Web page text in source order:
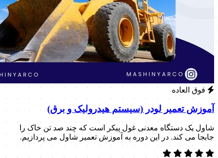
فوق العاده
آموزش تعمیر لودر (سیستم هیدرولیک و برق)
شاول یک دستگاه معدنی غول پیکر است که چند صد تن خاک را
جابجا می کند. در این دوره به آموزش تعمیر شاول می پردازیم.